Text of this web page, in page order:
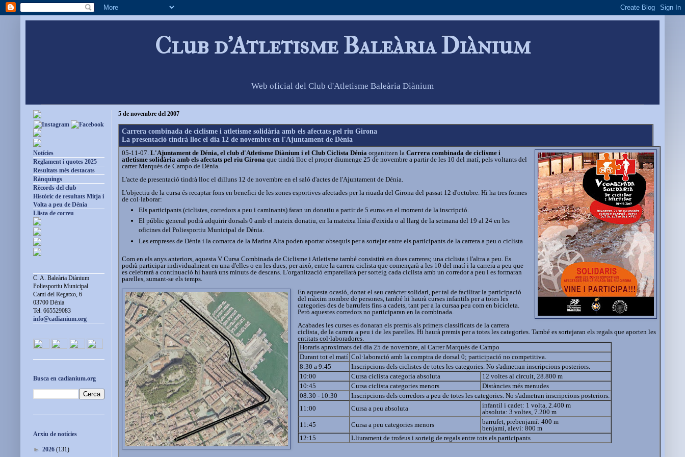
Club d'Atletisme Baleària Diànium
Web oficial del Club d'Atletisme Baleària Diànium
5 de novembre del 2007
Carrera combinada de ciclisme i atletisme solidària amb els afectats pel riu Girona
La presentació tindrà lloc el dia 12 de novembre en l'Ajuntament de Dénia
05-11-07. L'Ajuntament de Dénia, el club d'Atletisme Diànium i el Club Ciclista Dénia organitzen la Carrera combinada de ciclisme i
atletisme solidària amb els afectats pel riu Girona que tindrà lloc el proper diumenge 25 de novembre a partir de les 10 del matí, pels voltants del
carrer Marqués de Campo de Dénia.
L'acte de presentació tindrà lloc el dilluns 12 de novembre en el saló d'actes de l'Ajuntament de Dénia.
L'objectiu de la cursa és recaptar fons en benefici de les zones esportives afectades per la riuada del Girona del passat 12 d'octubre. Hi ha tres formes
de col·laborar:
Els participants (ciclistes, corredors a peu i caminants) faran un donatiu a partir de 5 euros en el moment de la inscripció.
El públic general podrà adquirir dorsals 0 amb el mateix donatiu, en la mateixa línia d'eixida o al llarg de la setmana del 19 al 24 en les
oficines del Poliesportiu Municipal de Dénia.
Les empreses de Dénia i la comarca de la Marina Alta poden aportar obsequis per a sortejar entre els participants de la carrera a peu o ciclista
Com en els anys anteriors, aquesta V Cursa Combinada de Ciclisme i Atletisme també consistirà en dues carreres; una ciclista i l'altra a peu. Es
podrà participar individualment en una d'elles o en les dues; per això, entre la carrera ciclista que començarà a les 10 del matí i la carrera a peu que
es celebrarà a continuació hi haurà uns minuts de descans. L'organització emparellarà per sorteig cada ciclista amb un corredor a peu i es formaran
parelles, sumant-se els temps.
En aquesta ocasió, donat el seu caràcter solidari, per tal de facilitar la participació
del màxim nombre de persones, també hi haurà curses infantils per a totes les
categories des de barrufets fins a cadets, tant per a la cursaa peu com en bicicleta.
Però aquestes corredors no participaran en la combinada.
Acabades les curses es donaran els premis als primers classificats de la carrera
ciclista, de la carrera a peu i de les parelles. Hi haurà premis per a totes les categories. També es sortejaran els regals que aporten les
entitats col·laboradores.
Horaris aproximats del dia 25 de novembre, al Carrer Marqués de Campo
Durant tot el matí Col·laboració amb la comptra de dorsal 0; participació no competitiva.
8:30 a 9:45
Inscripcions dels ciclistes de totes les categories. No s'admetran inscripcions posteriors.
10:00
Cursa ciclista categoria absoluta
12 voltes al circuit, 28.800 m
10:45
Cursa ciclista categories menors
Distàncies més menudes
08:30 - 10:30
Inscripcions dels corredors a peu de totes les categories. No s'admetran inscripcions posteriors.
11:00
Cursa a peu absoluta
infantil i cadet: 1 volta, 2.400 m
absoluta: 3 voltes, 7.200 m
11:45
Cursa a peu categories menors
barrufet, prebenjamí: 400 m
benjamí, aleví: 800 m
12:15
Lliurament de trofeus i sorteig de regals entre tots els participants
Notícies
Reglament i quotes 2025
Resultats més destacats
Rànquings
Rècords del club
Històric de resultats Mitja i
Volta a peu de Dénia
Llista de correu
C. A. Baleària Diànium
Poliesportiu Municipal
Camí del Regatxo, 6
03700 Dénia
Tel. 665529083
info@cadianium.org
Busca en cadianium.org
Arxiu de notícies
► 2026 (131)